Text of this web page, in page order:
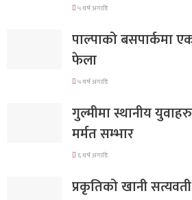
५ वर्ष अगाडि
पाल्पाको बसपार्कमा
फेला
५ वर्ष अगाडि
गुल्मीमा स्थानीय
मर्मत सम्भार
६ वर्ष अगाडि
प्रकृतिको खानी सत्यवती